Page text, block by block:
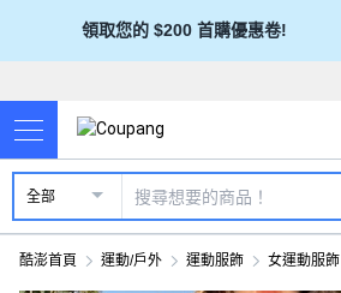
領取您的 $200 首購優惠卷!
全部
酷澎首頁 運動/戶外 運動服飾 女運動服飾